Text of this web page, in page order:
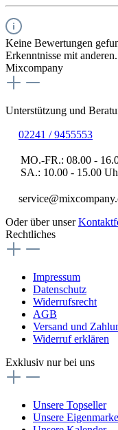
Keine Bewertungen
Erkenntnisse mit anderen.
Mixcompany
Unterstützung und
02241 / 9455553
MO.-FR.: 08.00 -
SA.: 10.00 - 15.00
Oder über unser
Rechtliches
Impressum
Datenschutz
Widerrufsrecht
AGB
Versand und
Widerruf erklären
Exklusiv nur bei uns
Unsere Topseller
Unsere